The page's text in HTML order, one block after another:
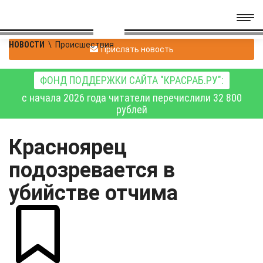
НОВОСТИ \ ПроисшествияПрислать новость
ФОНД ПОДДЕРЖКИ САЙТА "КРАСРАБ.РУ":
с начала 2026 года читатели перечислили 32 800
рублей
Красноярец
подозревается в
убийстве отчима